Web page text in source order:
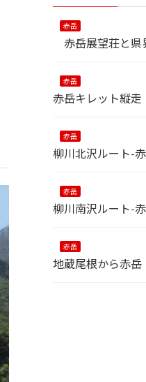
赤岳
赤岳展望荘と県
赤岳
赤岳キレット縦走
赤岳
柳川北沢ルート-
赤岳
柳川南沢ルート-
赤岳
地蔵尾根から赤岳